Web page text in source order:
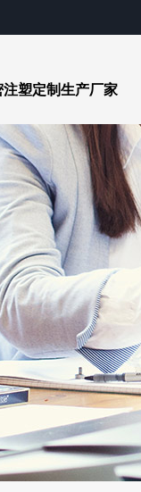
注塑定制生产厂家